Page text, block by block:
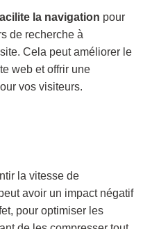
la navigation pour
de recherche à
Cela peut améliorer le
web et offrir une
vos visiteurs.
la vitesse de
avoir un impact négatif
pour optimiser les